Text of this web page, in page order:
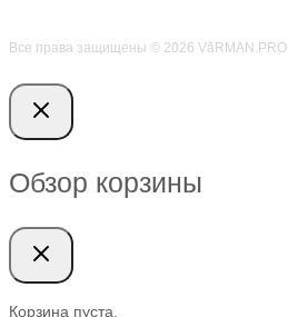
Все права защищены © 2026 VӑRMAN.PRO
Обзор корзины
Корзина пуста.